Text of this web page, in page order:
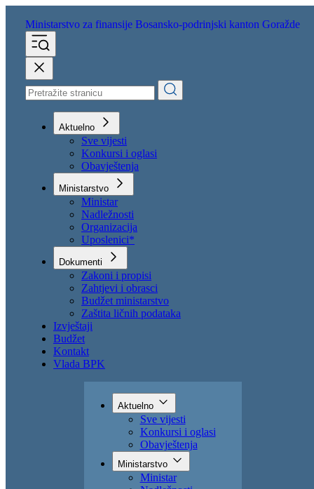
Ministarstvo za finansije
Aktuelno
Sve vijesti
Konkursi i oglasi
Obavještenja
Ministarstvo
Ministar
Nadležnosti
Organizacija
Uposlenici*
Dokumenti
Zakoni i propisi
Zahtjevi i obrasci
Budžet ministarstvo
Zaštita ličnih podataka
Izvještaji
Vlada BPK
Aktuelno
Sve vijesti
Konkursi i oglasi
Obavještenja